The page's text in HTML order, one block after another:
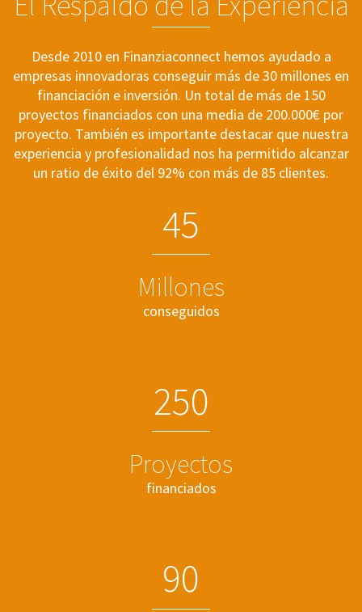
Desde 2010 en Finanziaconnect hemos ayudado a
empresas innovadoras conseguir más de 30 millones en
financiación e inversión. Un total de más de 150
proyectos financiados con una media de 200.000€ por
proyecto. También es importante destacar que nuestra
experiencia y profesionalidad nos ha permitido alcanzar
un ratio de éxito del 92% con más de 85 clientes.
45
Millones
conseguidos
250
Proyectos
financiados
90